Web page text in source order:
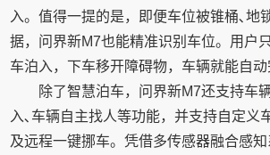
入。值得一提的是，即便车位被锥桶､地
据，问界新M7也能精准识别车位。用户
车泊入，下车移开障碍物，车辆就能自动
除了智慧泊车，问界新M7还支持车
入､车辆自主找人等功能，并支持自定义
及远程一键挪车。凭借多传感器融合感